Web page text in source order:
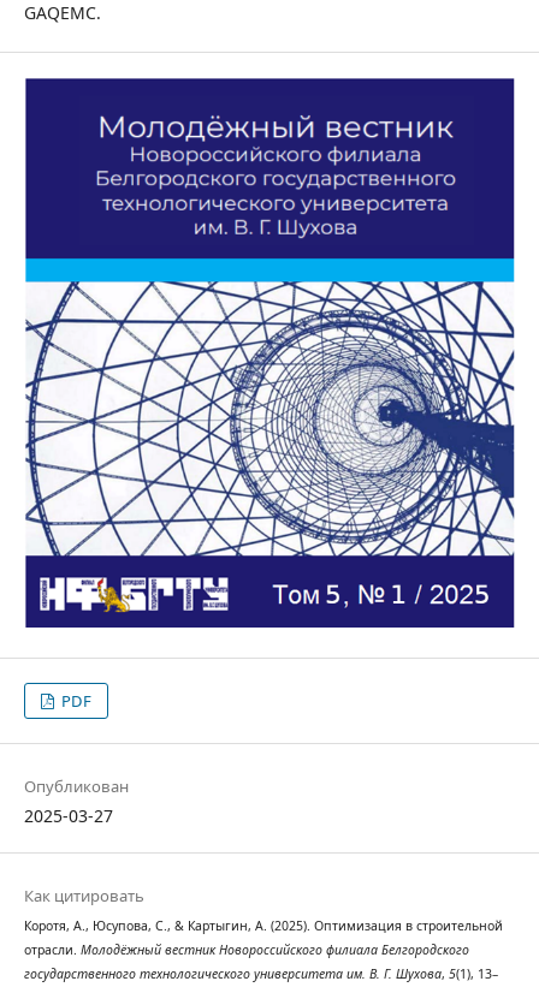
GAQEMC.
PDF
Опубликован
2025-03-27
Как цитировать
Коротя, А., Юсупова, С., & Картыгин, А. (2025). Оптимизация в строительной
отрасли. Молодёжный вестник Новороссийского филиала Белгородского
государственного технологического университета им. В. Г. Шухова, 5(1), 13–